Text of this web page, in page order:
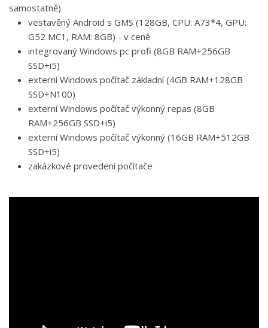
samostatně)
vestavěný Android s GMS (128GB, CPU: A73*4, GPU:
G52 MC1, RAM: 8GB) - v ceně
integrovaný Windows pc profi (8GB RAM+256GB
SSD+i5)
externí Windows počítač základní (4GB RAM+128GB
SSD+N100)
externí Windows počítač výkonný repas (8GB
RAM+256GB SSD+i5)
externí Windows počítač výkonný (16GB RAM+512GB
SSD+i5)
zakázkové provedení počítače